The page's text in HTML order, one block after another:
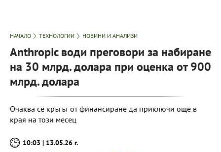
НАЧАЛО ТЕХНОЛОГИИ НОВИНИ И АНАЛИЗИ
Anthropic води преговори за набиране
на 30 млрд. долара при оценка от 900
млрд. долара
Очаква се кръгът от финансиране да приключи още в
края на този месец
10:03 | 13.05.26 г.